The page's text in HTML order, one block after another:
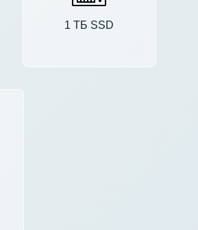
1 ТБ SSD